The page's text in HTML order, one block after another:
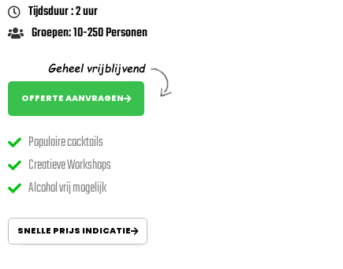
Tijdsduur : 2 uur
Groepen: 10-250 Personen
OFFERTE AANVRAGEN
Populaire cocktails
Creatieve Workshops
Alcohol vrij mogelijk
SNELLE PRIJS INDICATIE